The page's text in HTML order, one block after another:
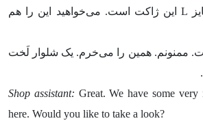
فروشنده: بله، این سایز L این ژاکت است. می‌خواهید این را هم
ممنونم. همین را می‌خرم. یک شلوار لَخت
Shop assistant: Great. We have some
here. Would you like to take a look?